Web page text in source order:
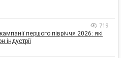
719
першого півріччя 2026: які
індустрії